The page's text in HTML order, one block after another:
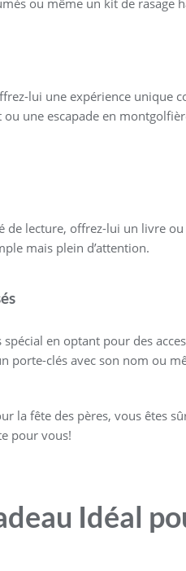
ou même un kit de rasage
lui une expérience unique
une escapade en
de lecture, offrez-lui un livre
mais plein d’attention.
en optant pour des
porte-clés avec son nom ou
la fête des pères, vous êtes
pour vous!
Idéal